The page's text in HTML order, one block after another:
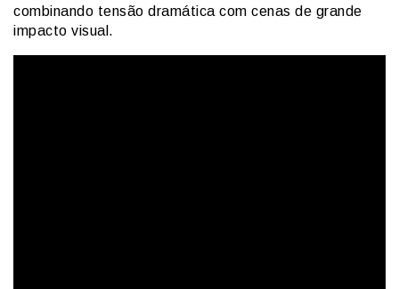
combinando tensão dramática com cenas de grande
impacto visual.